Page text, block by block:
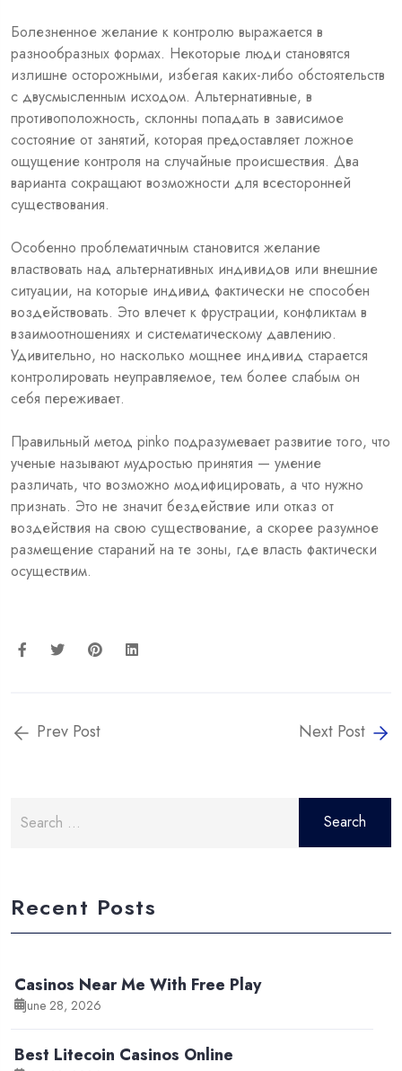
Болезненное желание к контролю выражается в
разнообразных формах. Некоторые люди становятся
излишне осторожными, избегая каких-либо обстоятельств
с двусмысленным исходом. Альтернативные, в
противоположность, склонны попадать в зависимое
состояние от занятий, которая предоставляет ложное
ощущение контроля на случайные происшествия. Два
варианта сокращают возможности для всесторонней
существования.
Особенно проблематичным становится желание
властвовать над альтернативных индивидов или внешние
ситуации, на которые индивид фактически не способен
воздействовать. Это влечет к фрустрации, конфликтам в
взаимоотношениях и систематическому давлению.
Удивительно, но насколько мощнее индивид старается
контролировать неуправляемое, тем более слабым он
себя переживает.
Правильный метод pinko подразумевает развитие того, что
ученые называют мудростью принятия — умение
различать, что возможно модифицировать, а что нужно
признать. Это не значит бездействие или отказ от
воздействия на свою существование, а скорее разумное
размещение стараний на те зоны, где власть фактически
осуществим.
Prev Post Next Post
for:
Recent Posts
Casinos Near Me With Free Play
June 28, 2026
Best Litecoin Casinos Online